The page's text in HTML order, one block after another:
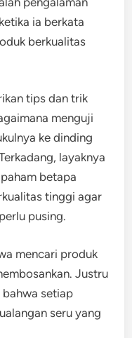
ia berkata
berkualitas
tips dan trik
menguji
ke dinding
layaknya
betapa
tinggi agar
pusing.
mencari produk
Justru
bahwa setiap
seru yang